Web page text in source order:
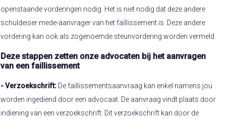
openstaande vorderingen nodig. Het is niet nodig dat deze andere
schuldeiser mede-aanvrager van het faillissement is. Deze andere
vordering kan ook als zogenoemde steunvordering worden vermeld.
Deze stappen zetten onze advocaten bij het aanvragen
van een faillissement
- Verzoekschrift: De faillissementsaanvraag kan enkel namens jou
worden ingediend door een advocaat. De aanvraag vindt plaats door
indiening van een verzoekschrift. Dit verzoekschrift kan door de